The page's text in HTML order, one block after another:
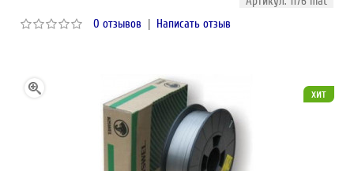
0 отзывов | Написать отзыв
хит